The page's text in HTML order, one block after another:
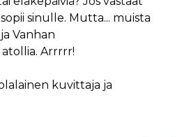
sinulle. Mutta... muista
Vanhan
Arrrrr!
kuvittaja ja